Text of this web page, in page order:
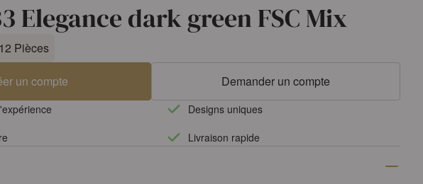
Elegance dark green FSC Mix
Pièces
un compte Demander un compte
Designs uniques
Livraison rapide